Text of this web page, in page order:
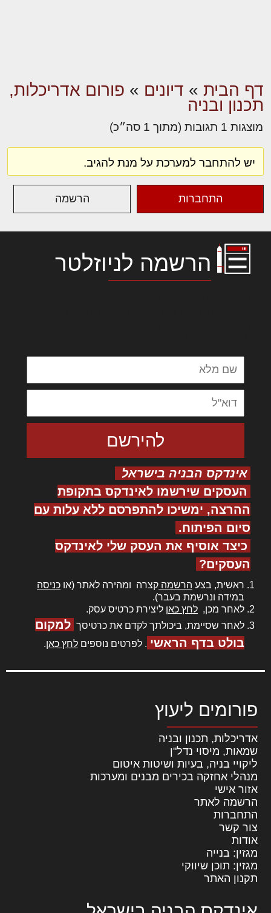
דף הבית » דיונים » פורום אדריכלות,
תכנון ובניה
מוצגות 1 תגובות (מתוך 1 סה״כ)
יש להתחבר למערכת על מנת להגיב.
התחברות הרשמה
הרשמה לניוזלטר
אינדקס הבניה בישראל
העסקים שירשמו לאינדקס בתקופת
ההרצה, ימשיכו להתפרסם ללא עלות עם
סיום הפיתוח.
כיצד אוסיף את העסק שלי לאינדקס
העסקים?
ראשית, בצע הרשמה קצרה ומהירה לאתר (או כניסה
במידה ונרשמת בעבר).
לאחר מכן, לחץ כאן ליצירת כרטיס עסק.
לאחר שסיימת, ביכולתך לקדם את כרטיסך למקום
בולט בדף הראשי . לפרטים נוספים לחץ כאן.
פורומים ליעוץ
אדריכלות, תכנון ובניה
שמאות, מיסוי נדל"ן
ליקויי בניה, בעיות ושיטות איטום
מנהלי אחזקה בכירים מבנים ומערכות
אזור אישי
הרשמה לאתר
התחברות
צור קשר
אודות
מגזין: בנייה
מגזין: תוכן שיווקי
תקנון האתר